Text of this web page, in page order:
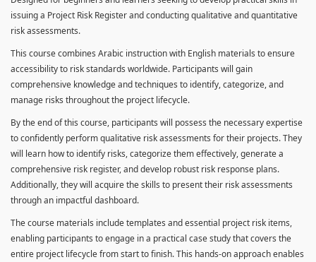
issuing a Project Risk Register and conducting qualitative and quantitative
risk assessments.
This course combines Arabic instruction with English materials to ensure
accessibility to risk standards worldwide. Participants will gain
comprehensive knowledge and techniques to identify, categorize, and
manage risks throughout the project lifecycle.
By the end of this course, participants will possess the necessary expertise
to confidently perform qualitative risk assessments for their projects. They
will learn how to identify risks, categorize them effectively, generate a
comprehensive risk register, and develop robust risk response plans.
Additionally, they will acquire the skills to present their risk assessments
through an impactful dashboard.
The course materials include templates and essential project risk items,
enabling participants to engage in a practical case study that covers the
entire project lifecycle from start to finish. This hands-on approach enables